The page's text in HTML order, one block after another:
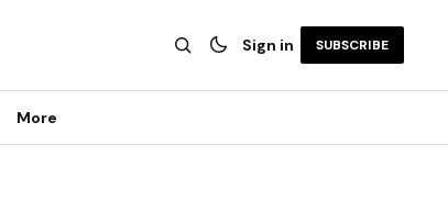
Sign in SUBSCRIBE
More